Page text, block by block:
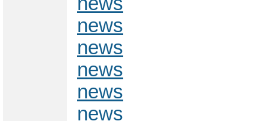
news
news
news
news
news